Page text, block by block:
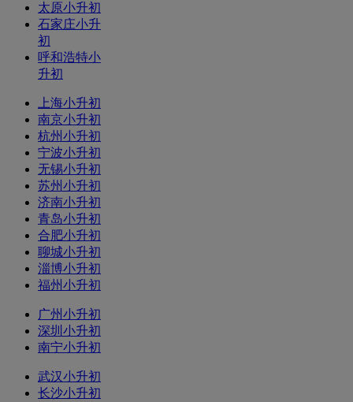
太原小升初
石家庄小升
初
呼和浩特小
升初
上海小升初
南京小升初
杭州小升初
宁波小升初
无锡小升初
苏州小升初
济南小升初
青岛小升初
合肥小升初
聊城小升初
淄博小升初
福州小升初
广州小升初
深圳小升初
南宁小升初
武汉小升初
长沙小升初